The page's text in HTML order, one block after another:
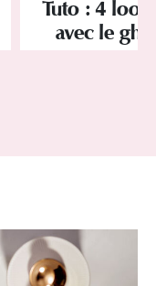
Tuto : 4
avec le